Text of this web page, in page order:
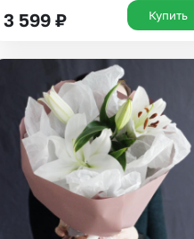
3 599 ₽ Купить